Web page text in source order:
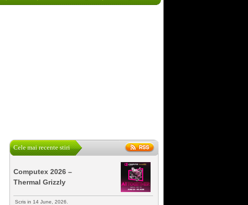
Cele mai recente stiri
Computex 2026 –
Thermal Grizzly
Scris in 14 June, 2026.